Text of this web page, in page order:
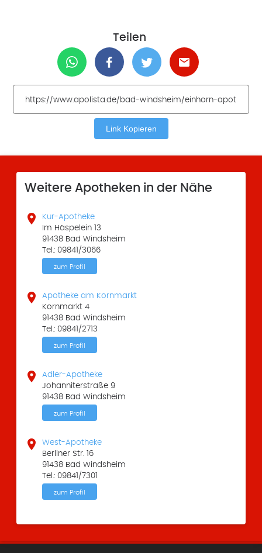
Teilen
Link Kopieren
Weitere Apotheken in der Nähe

Kur-Apotheke
Im Häspelein 13
91438 Bad Windsheim
Tel.: 09841/3066
zum Profil

Apotheke am Kornmarkt
Kornmarkt 4
91438 Bad Windsheim
Tel.: 09841/2713
zum Profil

Adler-Apotheke
Johanniterstraße 9
91438 Bad Windsheim
zum Profil

West-Apotheke
Berliner Str. 16
91438 Bad Windsheim
Tel.: 09841/7301
zum Profil